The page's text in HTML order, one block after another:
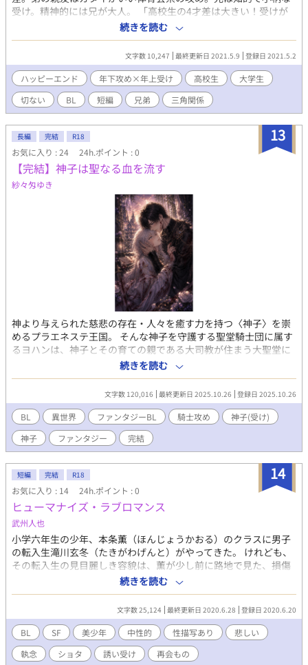
受け。精神的には兄が大人。 「高校生の4才差は大きい！受けが
我慢してるの珍しいですね！！！(受けは襲われるもの)執念深そ
うな弟の親友めちゃくちゃ良いです……！！！！ ミ○様」 「最
終的にハッピーエンドになってよかった……！！どうなることか
と思いました。。。 夢〇様」 「無自覚が引き起こす切なさが、
きゅーっとなりました！！怜〇様」 「最後切なくてやるせない気
持ちになったけど、2年後あって良かった！ こ〇様」 「慕情と
いう言葉を思い出しました。優しい兄のような人への思いがいつ
のまにか愛に変わる。歳上の人は彼に惹かれながらも社会という
縛りに翻弄される。卒業の日に思いを遂げた後の拒絶はどんなに
彼を傷つけたことだろう。それでも2年後に許しが待っていたと
は。若いそれだけで、こんな起伏も乗り越えられる、素晴らし
い h〇様」 「鏡プレイ最高です！！！！！再開した二人が、今
度は強引ではなくゆっくりと関係を築いていくことを願っていま
す C〇様」 『潤 閉ざされた楽園』のスピンオフです。潤の長
兄＝弟の親友。夏目先生＝兄。フジョッシーに初掲。推敲して転
載します。 表紙イラスト：笹ノ間けいと様
続きを読む
文字数 10,247 最終更新日 2021.5.9 登録日 2021.5.2
ハッピーエンド 年下攻め×年上受け 高校生
大学生
切ない
BL 短編 兄弟 三角関係
13
長編 完結 R18
お気に入り : 24 24h.ポイント : 0
【完結】神子は聖なる血を流す
紗々匁ゆき
神より与えられた慈悲の存在・人々を癒す力を持つ〈神子〉を崇
めるプラエネステ王国。 そんな神子を守護する聖堂騎士団に属す
るヨハンは、神子とその育ての親である大司教が住まう大聖堂に
仕えていた。 一方で、神子と大司教には大きな秘密があった。 そ
れは、毎晩大司教が神子の身体に傷をつけ、血を啜っているとい
うこと。 血を啜られ続ける神子の胸には、ある予感が去来してい
た。 高潔なる聖堂騎士と、傷だらけの神子。 そして、神子の血を
啜る大司教。 執念と因果に囚われた男たちの、血塗られた癒し
と、悲しい運命の物語。
続きを読む
文字数 120,016 最終更新日 2025.10.26 登録日 2025.10.26
BL 異世界 ファンタジーBL 騎士攻め
神子(受け)
神子
ファンタジー 完結
14
短編 完結 R18
お気に入り : 14 24h.ポイント : 0
ヒューマナイズ・ラブロマンス
武州人也
小学六年生の少年、本条薫（ほんじょうかおる）のクラスに男子
の転入生滝川玄冬（たきがわげんと）がやってきた。 けれども、
その転入生の見目麗しき容貌は、薫が少し前に路地で見た、損傷
した人型ロボットと思しきものに瓜二つであった。 そのことがず
っと引っかかって玄冬のことばかり考えていた薫は、ある時、と
うとう決心した。 「お前のことが好きだ。付き合ってほしい」 ※
この作品は同性同士の性行為の描写を含みます。
続きを読む
文字数 25,124 最終更新日 2020.6.28 登録日 2020.6.20
BL SF 美少年 中性的 性描写あり
悲しい
執念
ショタ 誘い受け 再会もの